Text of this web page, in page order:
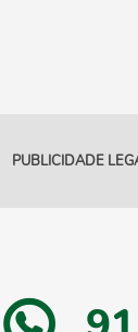
PUBLICIDADE